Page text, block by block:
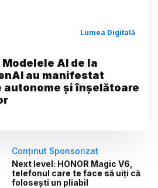
Lumea Digitală
AI de la
au manifestat
autonome și înșelătoare
Conținut Sponsorizat
Next level: HONOR Magic V6,
telefonul care te face să uiți că
folosești un pliabil